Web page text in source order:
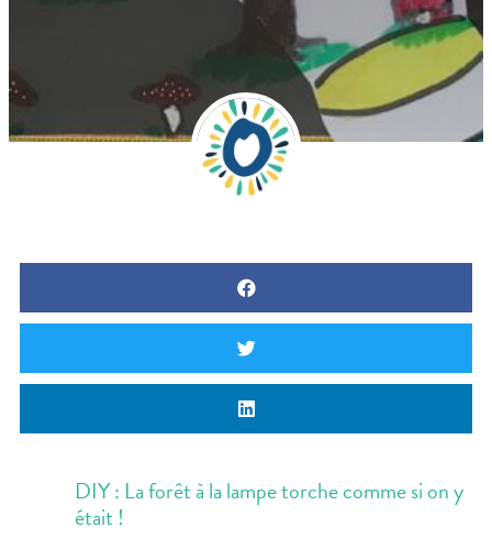
DIY : La forêt à la lampe torche comme si on y
était !